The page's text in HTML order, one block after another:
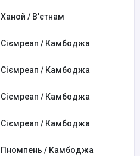
Ханой / В'єтнам
Сіємреап / Камбоджа
Сіємреап / Камбоджа
Сіємреап / Камбоджа
Сіємреап / Камбоджа
Пномпень / Камбоджа